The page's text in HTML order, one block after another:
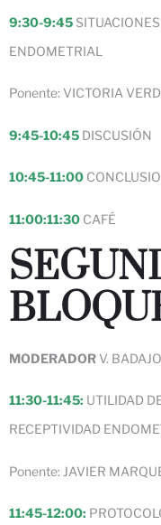
9:30-9:45
ENDOMETRIAL
Ponente: VICTORIA
9:45-10:45 DISCUSIÓN
10:45-11:00
11:00:11:30 CAFÉ
MODERADOR V.
11:30-11:45: UTILIDAD
RECEPTIVIDAD
Ponente: JAVIER
11:45-12:00: